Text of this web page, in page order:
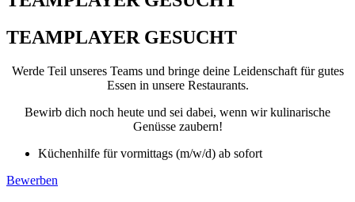
TEAMPLAYER GESUCHT
Werde Teil unseres Teams und bringe deine Leidenschaft für gutes
Essen in unsere Restaurants.
Bewirb dich noch heute und sei dabei, wenn wir kulinarische
Genüsse zaubern!
Küchenhilfe für vormittags (m/w/d) ab sofort
Bewerben